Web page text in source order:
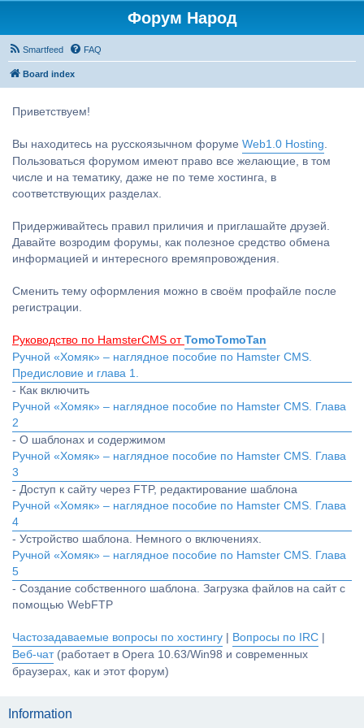
Форум Народ
Smartfeed FAQ
Board index
Приветствуем!
Вы находитесь на русскоязычном форуме Web1.0 Hosting.
Пользоваться форумом имеют право все желающие, в том
числе и на тематику, даже не по теме хостинга, в
соответствующих разделах.
Придерживайтесь правил приличия и приглашайте друзей.
Давайте возродим форумы, как полезное средство обмена
информацией и интересного времяпровождения.
Сменить тему оформления можно в своём профайле после
регистрации.
Руководство по HamsterCMS от TomoTomoTan
Ручной «Хомяк» – наглядное пособие по Hamster CMS.
Предисловие и глава 1.
- Как включить
Ручной «Хомяк» – наглядное пособие по Hamster CMS. Глава
2
- О шаблонах и содержимом
Ручной «Хомяк» – наглядное пособие по Hamster CMS. Глава
3
- Доступ к сайту через FTP, редактирование шаблона
Ручной «Хомяк» – наглядное пособие по Hamster CMS. Глава
4
- Устройство шаблона. Немного о включениях.
Ручной «Хомяк» – наглядное пособие по Hamster CMS. Глава
5
- Создание собственного шаблона. Загрузка файлов на сайт с
помощью WebFTP
Частозадаваемые вопросы по хостингу Вопросы по IRC
Веб-чат(работает в Opera 10.63/Win98 и современных
браузерах, как и этот форум)
Information